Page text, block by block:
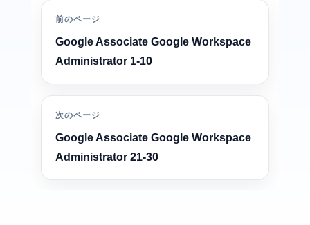
前のページ
Google Associate Google Workspace
Administrator 1-10
次のページ
Google Associate Google Workspace
Administrator 21-30